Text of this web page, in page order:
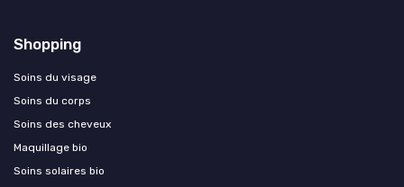
Shopping
Soins du visage
Soins du corps
Soins des cheveux
Maquillage bio
Soins solaires bio